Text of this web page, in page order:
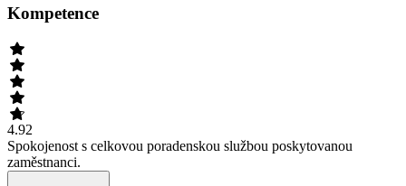
Kompetence
4.92
Spokojenost s celkovou poradenskou službou poskytovanou
zaměstnanci.